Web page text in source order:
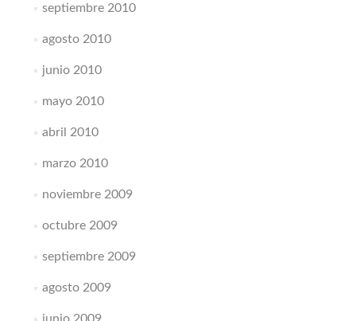
septiembre 2010
agosto 2010
junio 2010
mayo 2010
abril 2010
marzo 2010
noviembre 2009
octubre 2009
septiembre 2009
agosto 2009